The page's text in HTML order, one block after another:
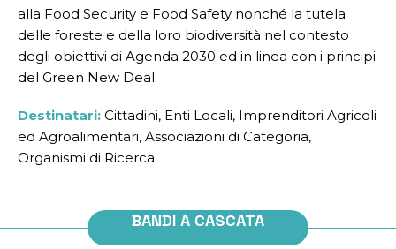
alla Food Security e Food Safety nonché la tutela
delle foreste e della loro biodiversità nel contesto
degli obiettivi di Agenda 2030 ed in linea con i principi
del Green New Deal.
Destinatari: Cittadini, Enti Locali, Imprenditori Agricoli
ed Agroalimentari, Associazioni di Categoria,
Organismi di Ricerca.
BANDI A CASCATA